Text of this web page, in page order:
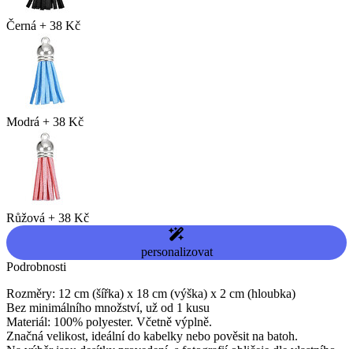
Černá + 38 Kč
Modrá + 38 Kč
Růžová + 38 Kč
personalizovat
Podrobnosti
Rozměry: 12 cm (šířka) x 18 cm (výška) x 2 cm (hloubka)
Bez minimálního množství, už od 1 kusu
Materiál: 100% polyester. Včetně výplně.
Značná velikost, ideální do kabelky nebo pověsit na batoh.